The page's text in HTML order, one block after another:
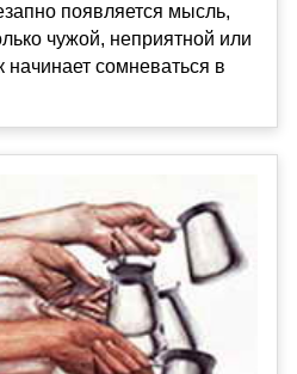
появляется мысль,
чужой, неприятной или
начинает сомневаться в